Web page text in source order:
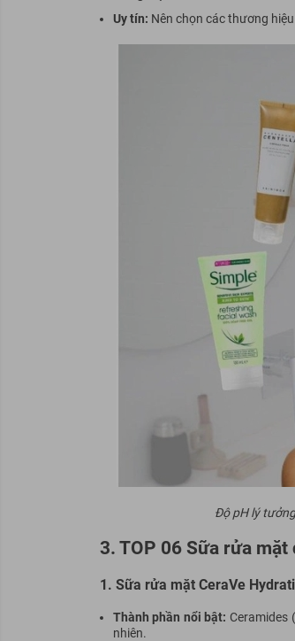
Uy tín: Nên chọn các thương hiệu
Độ pH lý
3. TOP 06 Sữa rửa
1. Sữa rửa mặt CeraVe
Thành phần nổi bật: Ceramides
nhiên.